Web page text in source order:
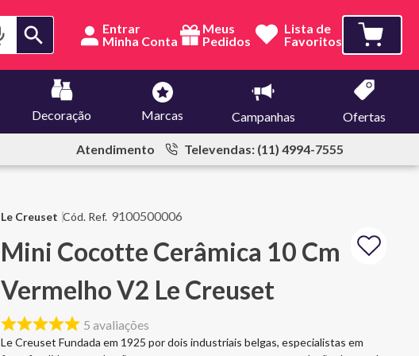
Entrar
Meus
Pedidos
Lista de
Favoritos
Decoração Marcas Campanhas Ofertas
Atendimento Televendas: (11) 4994-7555
9100500006
Le Creuset
Mini Cocotte Cerâmica 10 Cm
Vermelho V2 Le Creuset
5 avaliações
Le Creuset Fundada em 1925 por dois industriais belgas, especialistas em